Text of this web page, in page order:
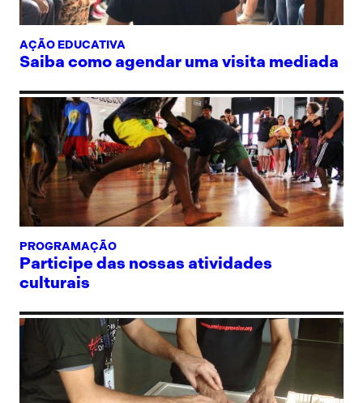
AÇÃO EDUCATIVA
Saiba como agendar uma visita mediada
PROGRAMAÇÃO
Participe das nossas atividades
culturais